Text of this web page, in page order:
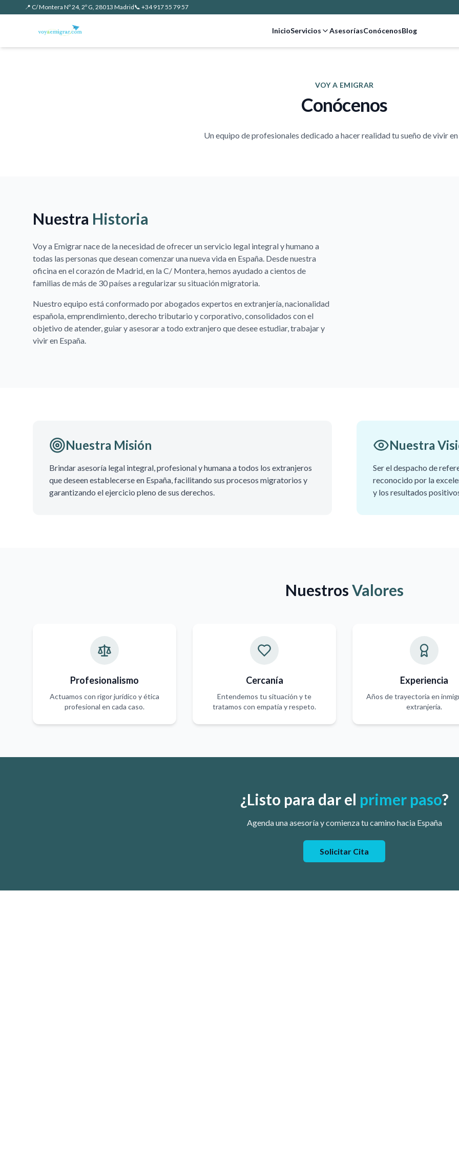
📍 C/ Montera Nº 24, 2º G, 28013 Madrid📞 +34 917 55 79 57
InicioServicios AsesoríasConócenosBlog
VOY A EMIGRAR
Conócenos
Un equipo de profesionales dedicado a hacer realidad tu sueño de vivir en
Nuestra Historia
Voy a Emigrar nace de la necesidad de ofrecer un servicio legal integral y humano a
todas las personas que desean comenzar una nueva vida en España. Desde nuestra
oficina en el corazón de Madrid, en la C/ Montera, hemos ayudado a cientos de
familias de más de 30 países a regularizar su situación migratoria.
Nuestro equipo está conformado por abogados expertos en extranjería, nacionalidad
española, emprendimiento, derecho tributario y corporativo, consolidados con el
objetivo de atender, guiar y asesorar a todo extranjero que desee estudiar, trabajar y
vivir en España.
Nuestra Misión
Brindar asesoría legal integral, profesional y humana a todos los extranjeros
que deseen establecerse en España, facilitando sus procesos migratorios y
garantizando el ejercicio pleno de sus derechos.
Nuestra
Ser el despacho de
reconocido por la
y los resultados
NuestrosValores
Profesionalismo
Actuamos con rigor jurídico y ética
profesional en cada caso.
Cercanía
Entendemos tu situación y te
tratamos con empatía y respeto.
Experiencia
Años de trayectoria en
extranjería.
¿Listo para dar el primer paso?
Agenda una asesoría y comienza tu camino hacia España
Solicitar Cita